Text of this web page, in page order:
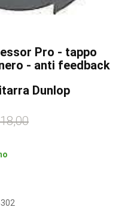
Pro - tappo
- anti feedback
Dunlop